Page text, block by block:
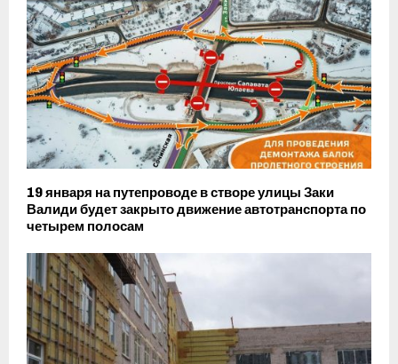
19 января на путепроводе в створе улицы Заки
Валиди будет закрыто движение автотранспорта по
четырем полосам